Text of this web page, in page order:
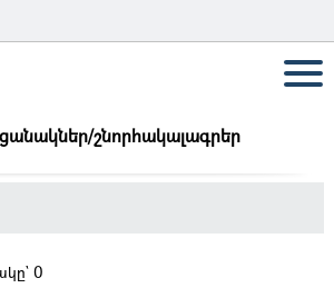
շնորհակալագրեր
0